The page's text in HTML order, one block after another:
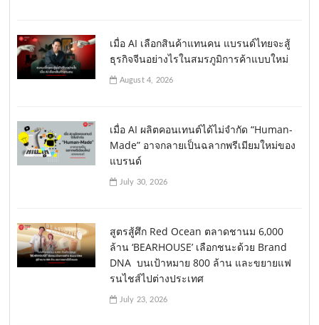
เมื่อ AI เลือกสินค้าแทนคน แบรนด์ไทยจะสู้
ธุรกิจจีนอย่างไรในสมรภูมิการค้าแบบใหม่
August 4, 2026
เมื่อ AI ผลิตคอนเทนต์ได้ไม่จำกัด “Human-
Made” อาจกลายเป็นฉลากพรีเมียมใหม่ของ
แบรนด์
July 30, 2026
สูตรสู้ศึก Red Ocean ตลาดชานม 6,000
ล้าน ‘BEARHOUSE’ เลือกชนะด้วย Brand
DNA บนเป้าหมาย 800 ล้าน และขยายแฟ
รนไชส์ไปต่างประเทศ
July 23, 2026